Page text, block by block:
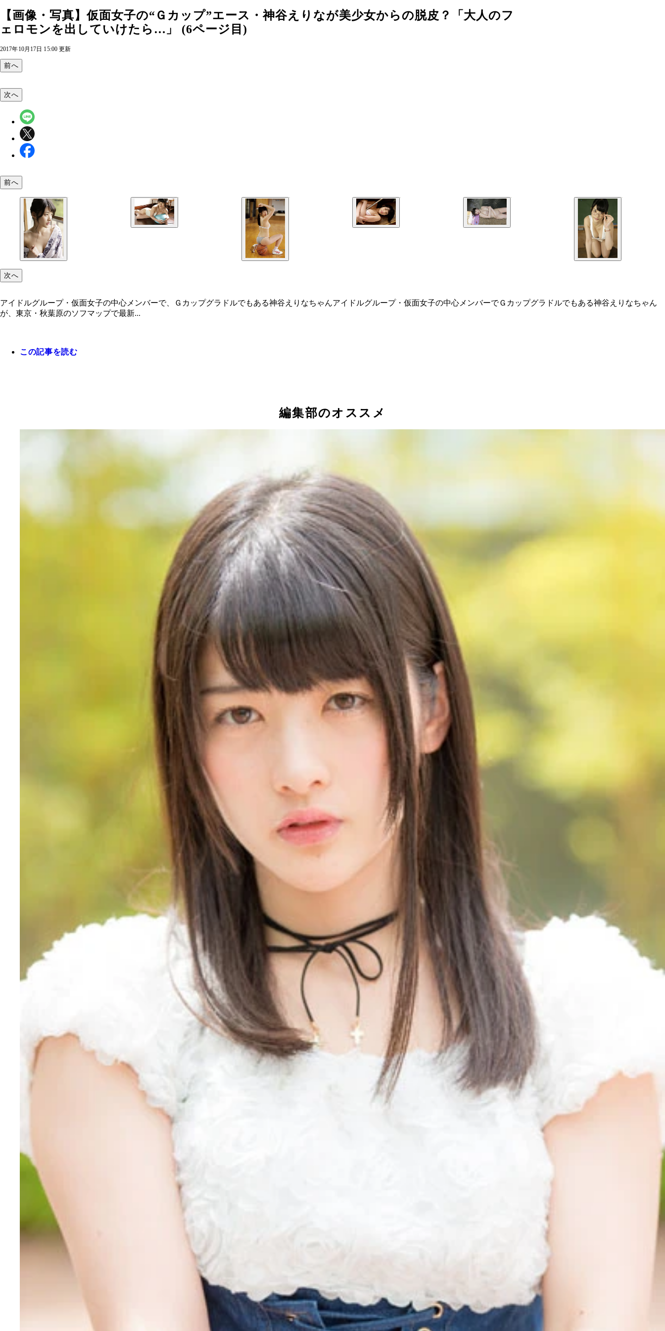
【画像・写真】仮面女子の“Ｇカップ”エース・神谷えりなが美少女からの脱皮？「大人のフ
ェロモンを出していけたら…」 (6ページ目)
2017年10月17日 15:00 更新
前へ
アイドルグループ・仮面女子の中心メンバーで、Ｇカップグラドルでもある神谷えりなちゃん
次へ
前へ
次へ
アイドルグループ・仮面女子の中心メンバーで、Ｇカップグラドルでもある神谷えりなちゃんアイドルグループ・仮面女子の中心メンバーでＧカップグラドルでもある神谷えりなちゃん
が、東京・秋葉原のソフマップで最新...
この記事を読む
編集部のオススメ